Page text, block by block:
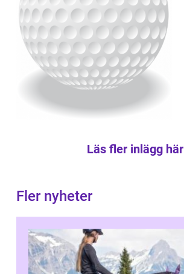
Läs fler inlägg här
Fler nyheter